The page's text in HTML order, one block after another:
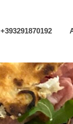
+393291870192